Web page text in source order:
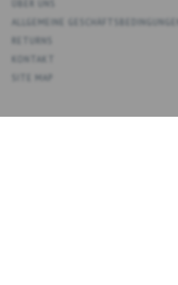
ALLGEMEINE GESCHÄFTSBEDINGUNGEN
KONTAKT
SITE MAP